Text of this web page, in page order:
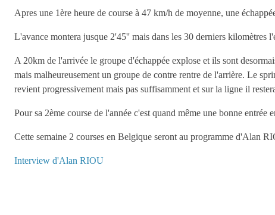
Apres une 1ère heure de course à 47 km/h de moyenne, une
L'avance montera jusque 2'45'' mais dans les 30 derniers kilomètres
A 20km de l'arrivée le groupe d'échappée explose et ils sont
mais malheureusement un groupe de contre rentre de l'arrière. Le
revient progressivement mais pas suffisamment et sur la ligne il
Pour sa 2ème course de l'année c'est quand même une bonne entrée
Cette semaine 2 courses en Belgique seront au programme d'Alan
Interview d'Alan RIOU